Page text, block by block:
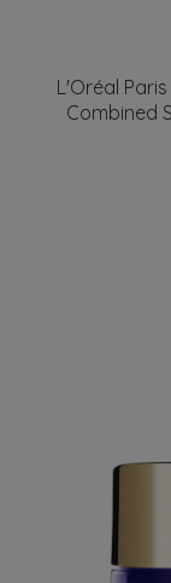
L'Oréal
Combined